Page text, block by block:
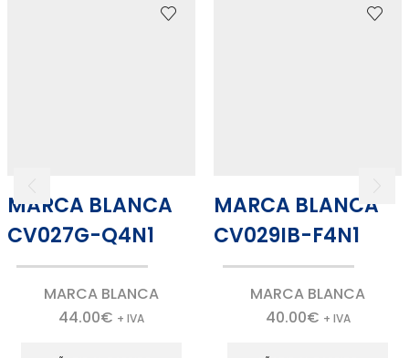
MARCA BLANCA
CV027G-Q4N1
MARCA BLANCA
44.00€ + IVA
MARCA BLANCA
CV029IB-F4N1
MARCA BLANCA
40.00€ + IVA